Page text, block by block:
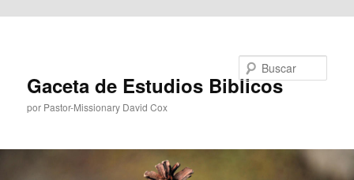
Gaceta de Estudios Biblicos
por Pastor-Missionary David Cox